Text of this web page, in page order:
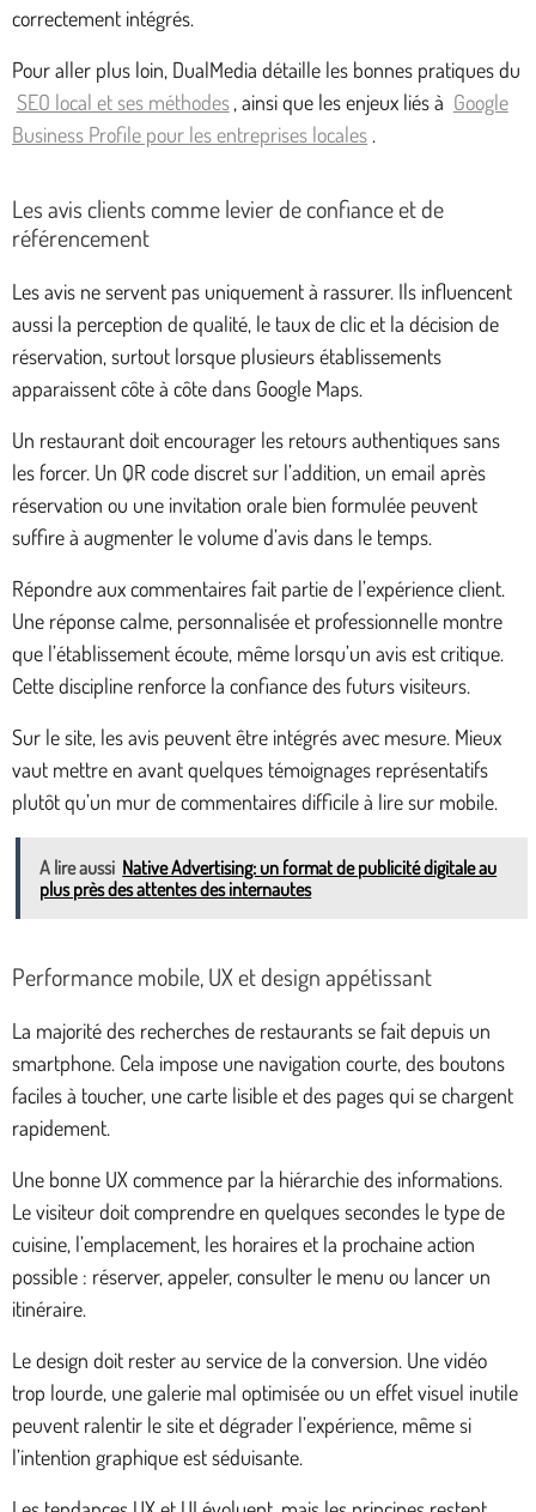
correctement intégrés.
Pour aller plus loin, DualMedia détaille les bonnes pratiques du
SEO local et ses méthodes , ainsi que les enjeux liés à Google
Business Profile pour les entreprises locales .
Les avis clients comme levier de confiance et de
référencement
Les avis ne servent pas uniquement à rassurer. Ils influencent
aussi la perception de qualité, le taux de clic et la décision de
réservation, surtout lorsque plusieurs établissements
apparaissent côte à côte dans Google Maps.
Un restaurant doit encourager les retours authentiques sans
les forcer. Un QR code discret sur l’addition, un email après
réservation ou une invitation orale bien formulée peuvent
suffire à augmenter le volume d’avis dans le temps.
Répondre aux commentaires fait partie de l’expérience client.
Une réponse calme, personnalisée et professionnelle montre
que l’établissement écoute, même lorsqu’un avis est critique.
Cette discipline renforce la confiance des futurs visiteurs.
Sur le site, les avis peuvent être intégrés avec mesure. Mieux
vaut mettre en avant quelques témoignages représentatifs
plutôt qu’un mur de commentaires difficile à lire sur mobile.
A lire aussi Native Advertising: un format de publicité digitale au
plus près des attentes des internautes
Performance mobile, UX et design appétissant
La majorité des recherches de restaurants se fait depuis un
smartphone. Cela impose une navigation courte, des boutons
faciles à toucher, une carte lisible et des pages qui se chargent
rapidement.
Une bonne UX commence par la hiérarchie des informations.
Le visiteur doit comprendre en quelques secondes le type de
cuisine, l’emplacement, les horaires et la prochaine action
possible : réserver, appeler, consulter le menu ou lancer un
itinéraire.
Le design doit rester au service de la conversion. Une vidéo
trop lourde, une galerie mal optimisée ou un effet visuel inutile
peuvent ralentir le site et dégrader l’expérience, même si
l’intention graphique est séduisante.